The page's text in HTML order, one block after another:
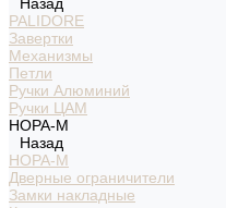
PALIDORE
Завертки
Механизмы
Петли
Ручки Алюминий
Ручки ЦАМ
НОРА-М
Назад
НОРА-М
Дверные ограничители
Замки накладные